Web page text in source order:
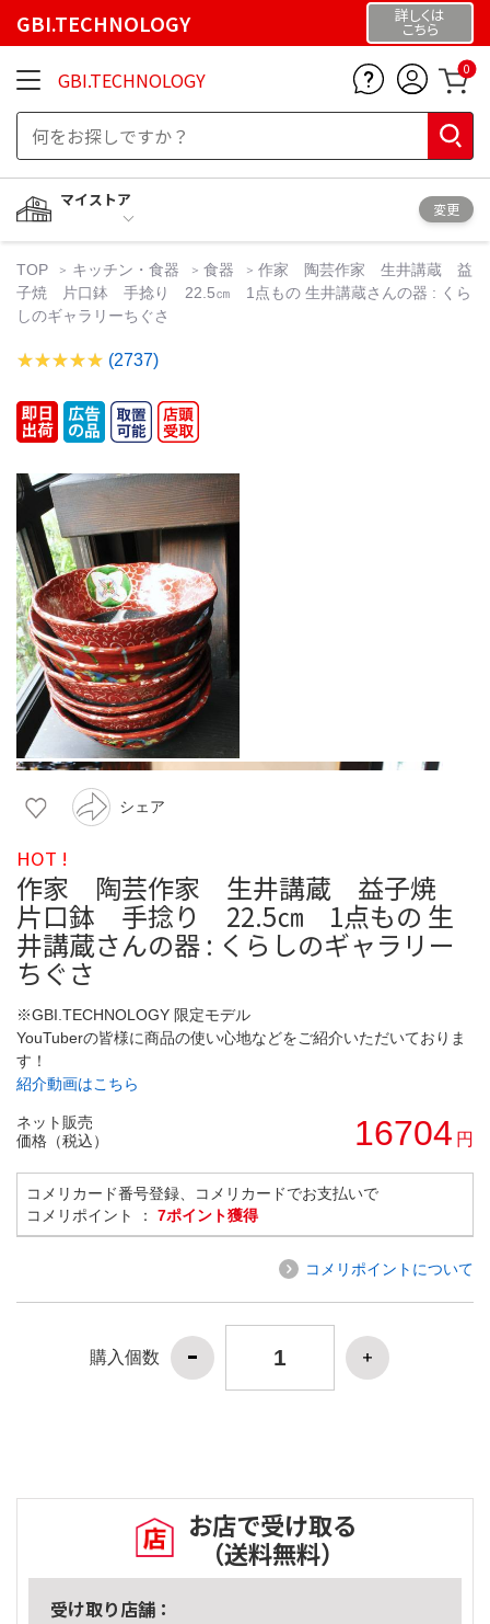
GBI.TECHNOLOGY 詳しくは
こちら
GBI.TECHNOLOGY 0
マイストア
変更
TOP キッチン・食器 食器
作家 陶芸作家 生井講蔵 益
子焼 片口鉢 手捻り 22.5㎝ 1点もの 生井講蔵さんの器 : くら
しのギャラリーちぐさ
(2737)
シェア
HOT !
作家 陶芸作家 生井講蔵 益子焼
片口鉢 手捻り 22.5㎝ 1点もの 生
井講蔵さんの器 : くらしのギャラリー
ちぐさ
※GBI.TECHNOLOGY 限定モデル
YouTuberの皆様に商品の使い心地などをご紹介いただいておりま
す！
紹介動画はこちら
ネット販売
価格（税込）
16704 円
コメリカード番号登録、コメリカードでお支払いで
コメリポイント ： 7ポイント獲得
コメリポイントについて
購入個数
お店で受け取る
（送料無料）
受け取り店舗：